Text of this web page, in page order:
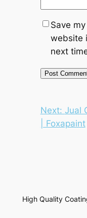
Save
website
next
Next: Jual
| Foxapaint
High Quality